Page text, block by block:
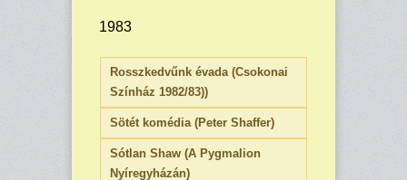
1983
Rosszkedvűnk évada (Csokonai
Színház 1982/83))
Sötét komédia (Peter Shaffer)
Sótlan Shaw (A Pygmalion
Nyíregyházán)